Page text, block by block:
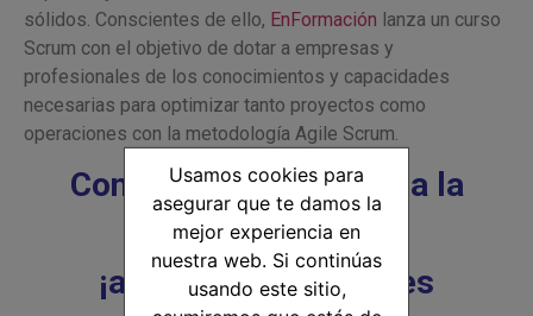
sólidos. Conscientes de ello, EnFormación lanza un curso
Scrum con el objetivo de dotar a empresas y
profesionales de los conocimientos y capacidades
necesarias para optimizar tanto proyectos como
operaciones con la metodología Agile Scrum.
Consulta en la webtoda la
información y
¡amplia tus horizontes
Usamos cookies para
asegurar que te damos la
mejor experiencia en
nuestra web. Si continúas
usando este sitio,